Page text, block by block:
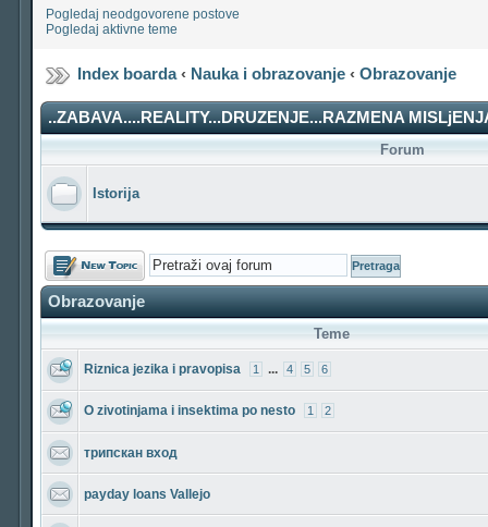
Pogledaj neodgovorene postove
Pogledaj aktivne teme
Index boarda‹ Nauka i obrazovanje‹ Obrazovanje
..ZABAVA....REALITY...DRUZENJE...RAZMENA
Forum
Istorija
Počni novu temu
Obrazovanje
Teme
Riznica jezika i pravopisa 1 ... 4 5 6
O zivotinjama i insektima po nesto 1 2
трипскан вход
payday loans Vallejo